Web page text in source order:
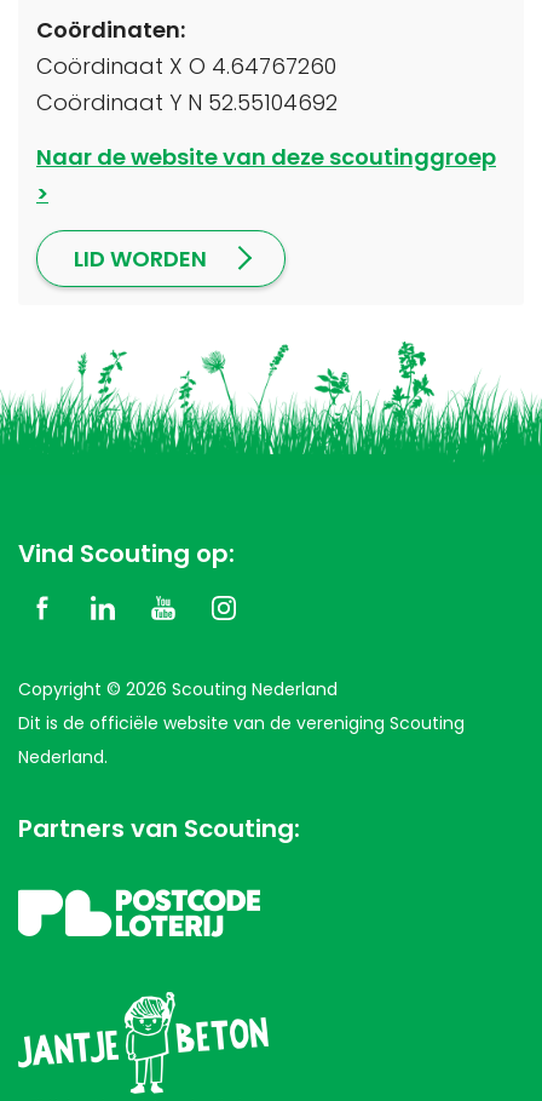
Coördinaten:
Coördinaat X O 4.64767260
Coördinaat Y N 52.55104692
Naar de website van deze scoutinggroep
LID WORDEN
Vind Scouting op:
Copyright © 2026 Scouting Nederland
Dit is de officiële website van de vereniging Scouting
Nederland.
Partners van Scouting: